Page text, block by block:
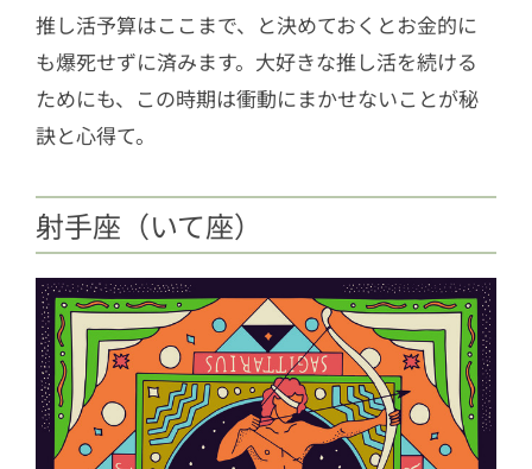
推し活予算はここまで、と決めておくとお金的に
も爆死せずに済みます。大好きな推し活を続ける
ためにも、この時期は衝動にまかせないことが秘
訣と心得て。
射手座（いて座）